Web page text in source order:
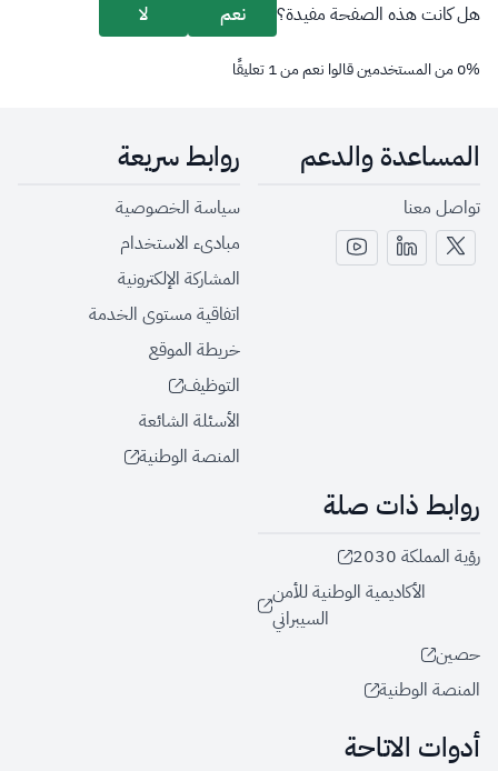
هل كانت هذه الصفحة مفيدة؟ نعم لا
0% من المستخدمين قالوا نعم من1تعليقًا
المساعدة والدعم
تواصل معنا
روابط سريعة
سياسة الخصوصية
مبادىء الاستخدام
المشاركة الإلكترونية
اتفاقية مستوى الخدمة
خريطة الموقع
التوظيف
الأسئلة الشائعة
المنصة الوطنية
روابط ذات صلة
رؤية المملكة 2030
الأكاديمية الوطنية للأمن
السيبراني
حصين
المنصة الوطنية
أدوات الاتاحة